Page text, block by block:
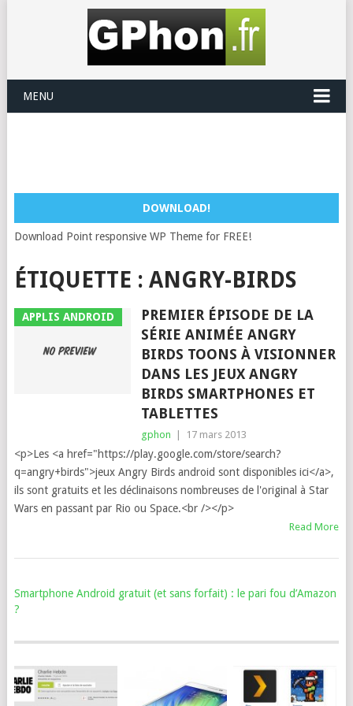
MENU
DOWNLOAD!
Download Point responsive WP Theme for FREE!
ÉTIQUETTE : ANGRY-BIRDS
APPLIS ANDROID
PREMIER ÉPISODE DE LA
SÉRIE ANIMÉE ANGRY
BIRDS TOONS À VISIONNER
DANS LES JEUX ANGRY
BIRDS SMARTPHONES ET
TABLETTES
gphon 17 mars 2013
<p>Les <a href="https://play.google.com/store/search?
q=angry+birds">jeux Angry Birds android sont disponibles ici</a>,
ils sont gratuits et les déclinaisons nombreuses de l'original à Star
Wars en passant par Rio ou Space.<br /></p>
Read More
Smartphone Android gratuit (et sans forfait) : le pari fou d’Amazon
?